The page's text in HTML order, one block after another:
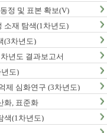
정 및 표본 확보(V)
소재 탐색(1차년도)
(3차년도)
년도 결과보고서
도)
제 심화연구 (3차년도)
화, 표준화
색(1차년도)